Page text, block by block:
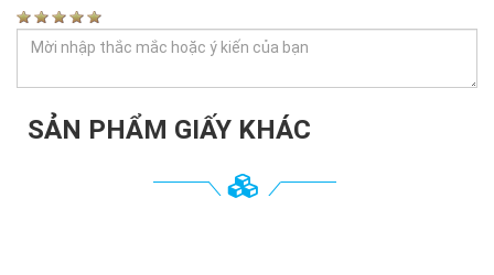
SẢN PHẨM GIẤY KHÁC